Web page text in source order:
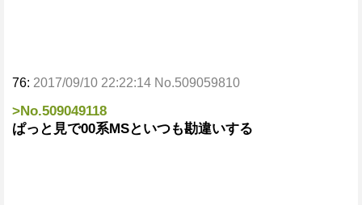
76: 2017/09/10 22:22:14 No.509059810
>No.509049118
ぱっと見で00系MSといつも勘違いする